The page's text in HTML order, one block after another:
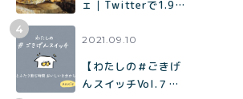
会員様限
ェ｜Twitterで1.9万
て焼くだけでお店の
フィン」の作り方
2021.09.10
【わたしの＃ごきげ
んスイッチVol.７】